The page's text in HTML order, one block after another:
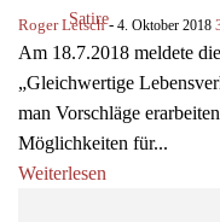
Satire
Roger Letsch - 4. Oktober 2018
Am 18.7.2018 meldete
„Gleichwertige
man Vorschläge
Möglichkeiten für...
Weiterlesen